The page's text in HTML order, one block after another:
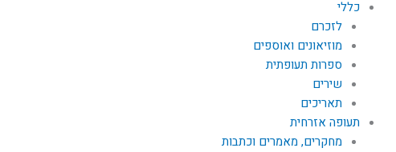
כללי
לזכרם
מוזיאונים ואוספים
ספרות תעופתית
שירים
תאריכים
תעופה אזרחית
מחקרים, מאמרים וכתבות